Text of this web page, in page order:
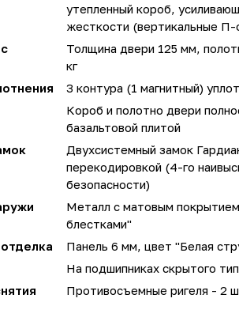
утепленный короб,
жесткости (вертикальные П-
Толщина двери 125 мм,
кг
3 контура (1 магнитный)
Короб и полотно двери
базальтовой плитой
Двухсистемный замок
перекодировкой (4-го
безопасности)
Металл с матовым
блестками"
Панель 6 мм, цвет "Белая
На подшипниках скрытого
Противосъемные ригеля - 2